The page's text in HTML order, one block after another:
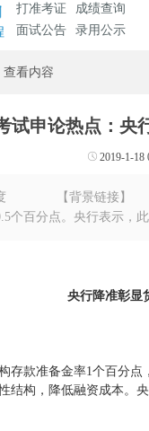
报考指导
学员风采
打准考证
成绩查询
面试公告
录用公示
查看内容
试申论热点：央
2019-1-18
度 【背景链接】 1
个百分点。央行表示，
央行降准彰显
款准备金率1个百分点
结构，降低融资成本。